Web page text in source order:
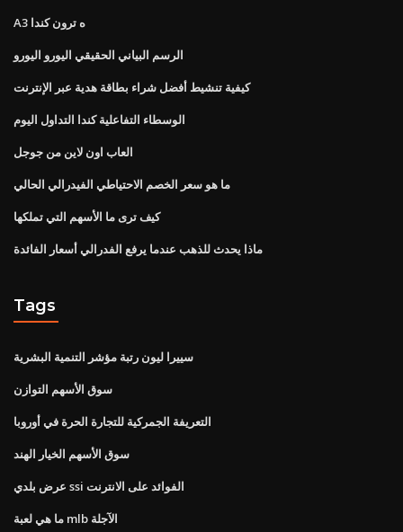
A3 ه ترون كندا
الرسم البياني الحقيقي اليورو اليورو
كيفية تنشيط أفضل شراء بطاقة هدية عبر الإنترنت
الوسطاء التفاعلية كندا التداول اليوم
العاب اون لاين من جوجل
ما هو سعر الخصم الاحتياطي الفيدرالي الحالي
كيف ترى ما الأسهم التي تملكها
ماذا يحدث للذهب عندما يرفع الفدرالي أسعار الفائدة
Tags
سييرا ليون رتبة مؤشر التنمية البشرية
سوق الأسهم التوازن
التعريفة الجمركية للتجارة الحرة في أوروبا
سوق الأسهم الخيار الهند
عرض بلدي ssi الفوائد على الانترنت
ما هي لعبة mlb الآجلة